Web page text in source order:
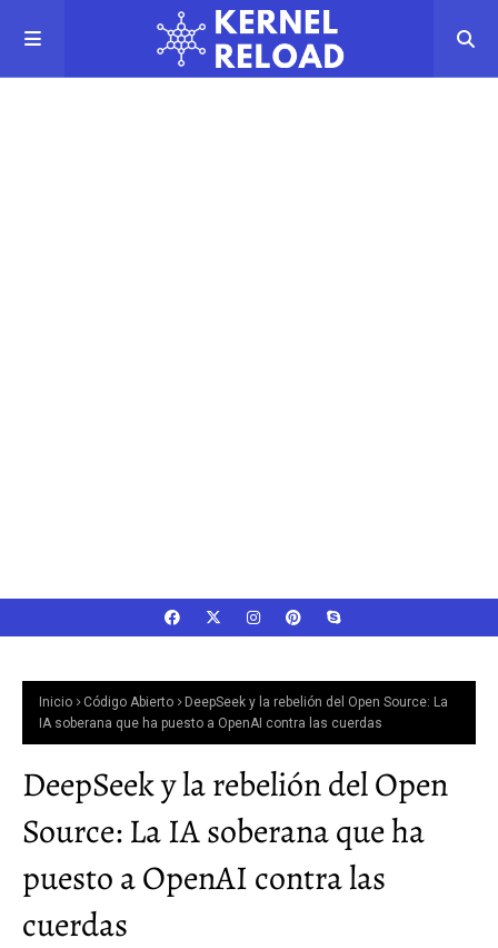
Inicio Código Abierto
DeepSeek y la rebelión del Open Source: La
IA soberana que ha puesto a OpenAI contra las cuerdas
DeepSeek y la rebelión del Open
Source: La IA soberana que ha
puesto a OpenAI contra las
cuerdas